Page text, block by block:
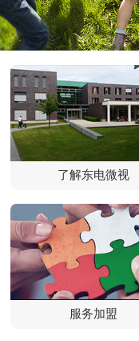
了解东电微视
服务加盟